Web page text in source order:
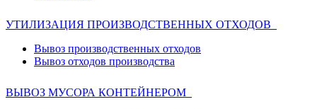
УТИЛИЗАЦИЯ ПРОИЗВОДСТВЕННЫХ ОТХОДОВ
Вывоз производственных отходов
Вывоз отходов производства
ВЫВОЗ МУСОРА КОНТЕЙНЕРОМ